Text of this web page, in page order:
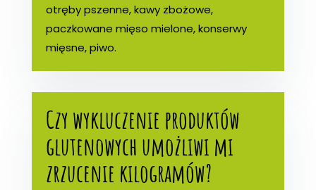
otręby pszenne, kawy zbożowe,
paczkowane mięso mielone, konserwy
mięsne, piwo.
Czy wykluczenie produktów
glutenowych umożliwi mi
zrzucenie kilogramów?